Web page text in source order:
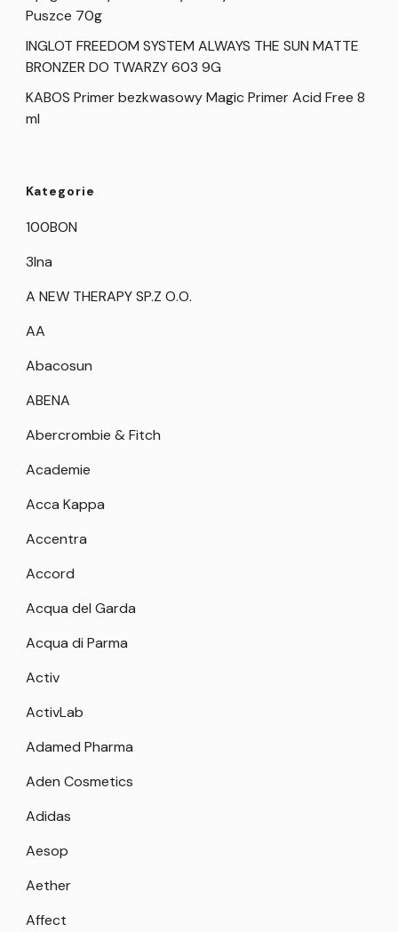
Puszce 70g
INGLOT FREEDOM SYSTEM ALWAYS THE SUN MATTE
BRONZER DO TWARZY 603 9G
KABOS Primer bezkwasowy Magic Primer Acid Free 8
ml
Kategorie
100BON
3Ina
A NEW THERAPY SP.Z O.O.
AA
Abacosun
ABENA
Abercrombie & Fitch
Academie
Acca Kappa
Accentra
Accord
Acqua del Garda
Acqua di Parma
Activ
ActivLab
Adamed Pharma
Aden Cosmetics
Adidas
Aesop
Aether
Affect